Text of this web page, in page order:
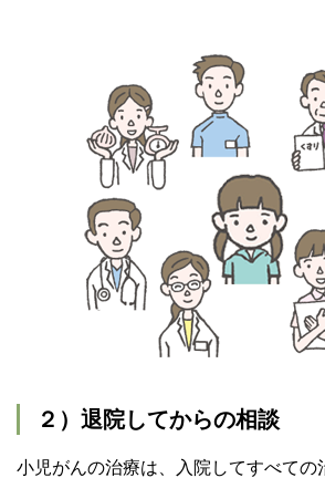
２）退院してからの相談
小児がんの治療は、入院してすべての